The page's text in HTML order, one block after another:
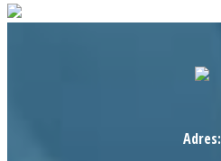
Adres: